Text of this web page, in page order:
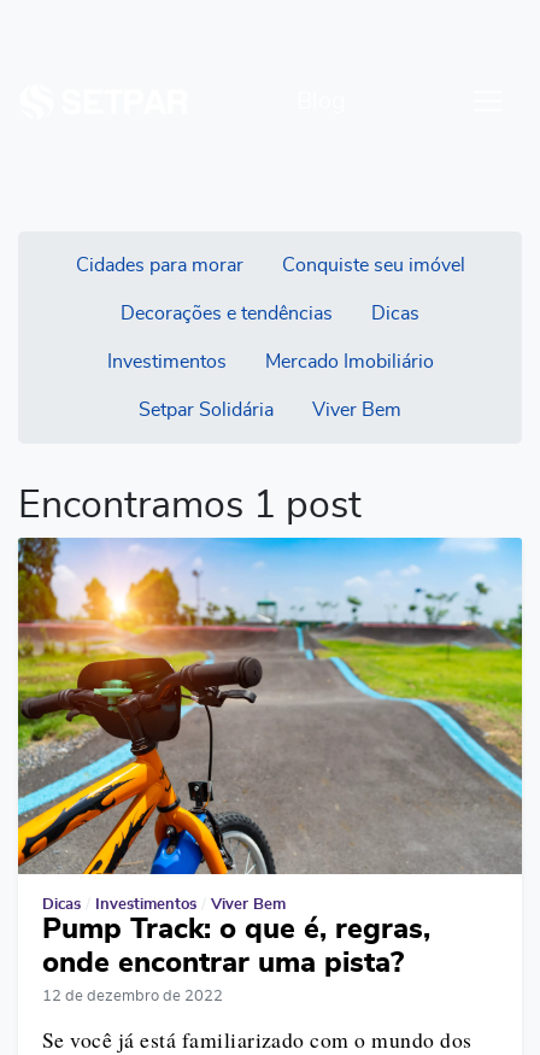
Cidades para morar Conquiste seu imóvel
Decorações e tendências Dicas
Investimentos Mercado Imobiliário
Setpar Solidária Viver Bem
Encontramos 1 post
Dicas Investimentos Viver Bem
Pump Track: o que é, regras,
onde encontrar uma pista?
12 de dezembro de 2022
Se você já está familiarizado com o mundo dos